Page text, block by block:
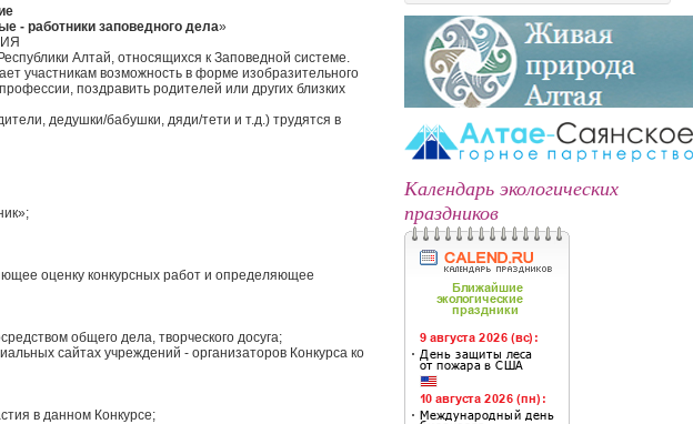
Календарь экологических
праздников
- работники заповедного дела»
Алтай, относящихся к Заповедной системе.
участникам возможность в форме изобразительного
поздравить родителей или других близких
дедушки/бабушки, дяди/тети и т.д.) трудятся в
оценку конкурсных работ и определяющее
общего дела, творческого досуга;
сайтах учреждений - организаторов Конкурса ко
в данном Конкурсе;